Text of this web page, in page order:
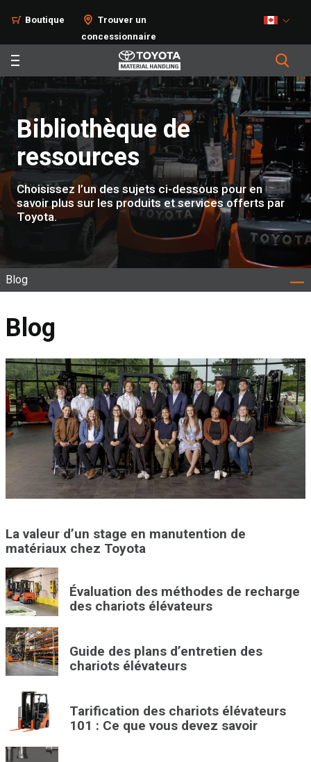
Boutique
Trouver un
concessionnaire
Bibliothèque de
ressources
Choisissez l’un des sujets ci-dessous pour en
savoir plus sur les produits et services offerts par
Toyota.
Blog
Blog
La valeur d’un stage en manutention de
matériaux chez Toyota
Évaluation des méthodes de recharge
des chariots élévateurs
Guide des plans d’entretien des
chariots élévateurs
Tarification des chariots élévateurs
101 : Ce que vous devez savoir